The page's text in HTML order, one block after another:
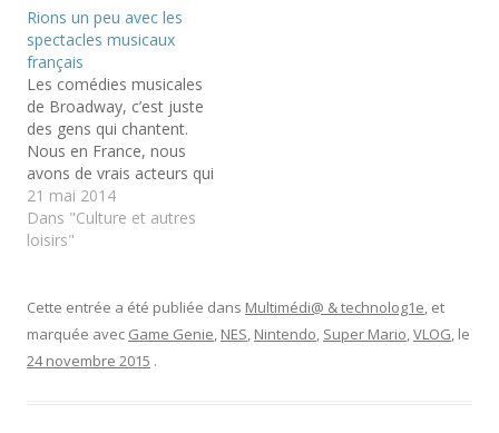
s
u
n
e
n
o
u
v
e
e
f
e
n
t
o
r
e
d
a
s
u
n
n
o
l
e
f
e
n
ê
o
k
v
r
e
d
n
s
u
e
n
l
l
e
f
Rions un peu avec les
spectacles musicaux
français
Les comédies musicales
de Broadway, c’est juste
des gens qui chantent.
Nous en France, nous
avons de vrais acteurs qui
jouent de véritables
scènes de théâtre. Nous
pouvons en être fiers ! Ce
nous l’apprend au détour
d’une interview.…
21 mai 2014
Dans "Culture et autres
loisirs"
Cette entrée a été publiée dans Multimédi@ & technolog1e, et
marquée avec Game Genie, NES, Nintendo, Super Mario,VLOG, le
24 novembre 2015 .